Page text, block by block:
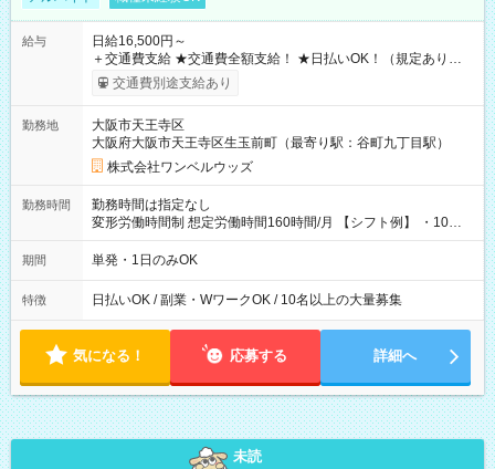
給与
日給16,500円～
＋交通費支給 ★交通費全額支給！ ★日払いOK！（規定あり） ┗
働いたその日に現金GET♪ お仕事後はコンビニATMから 日払
交通費別途支給あり
勤務地
大阪市天王寺区
大阪府大阪市天王寺区生玉前町（最寄り駅：谷町九丁目駅）
株式会社ワンベルウッズ
勤務時間
勤務時間は指定なし
変形労働時間制 想定労働時間160時間/月 【シフト例】 ・10：
00～20：00
期間 単発・1日のみOK
特徴 日払いOK / 副業・WワークOK / 10名以上の大量募集
気になる！ 応募する 詳細へ
未読